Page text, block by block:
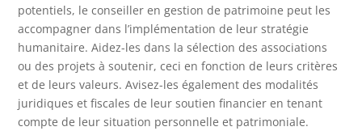
potentiels, le conseiller en gestion de patrimoine peut les
accompagner dans l’implémentation de leur stratégie
humanitaire. Aidez-les dans la sélection des associations
ou des projets à soutenir, ceci en fonction de leurs critères
et de leurs valeurs. Avisez-les également des modalités
juridiques et fiscales de leur soutien financier en tenant
compte de leur situation personnelle et patrimoniale.